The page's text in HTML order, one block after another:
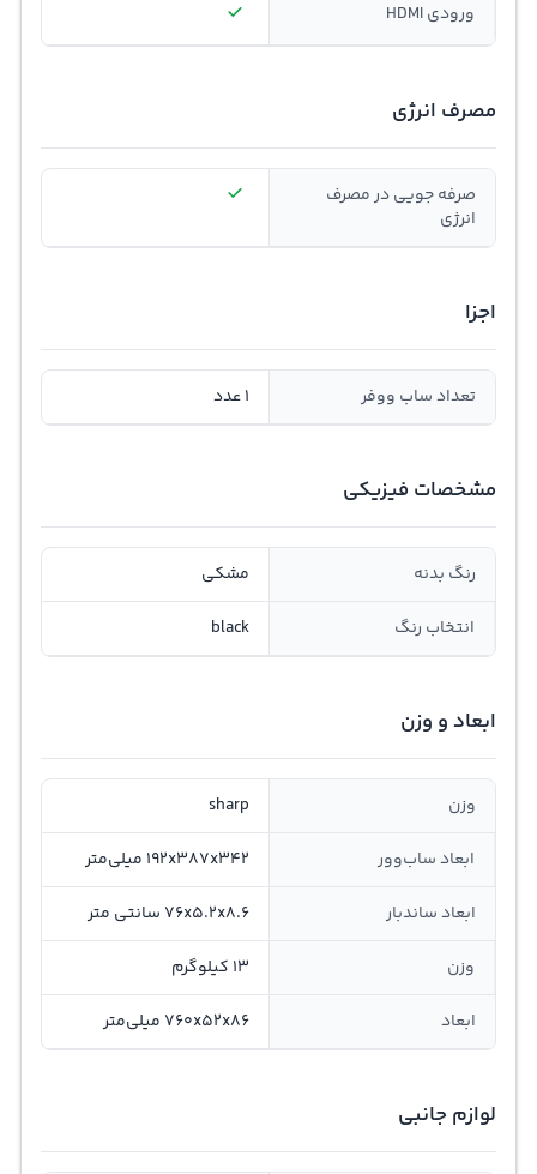
ورودی HDMI
مصرف انرژی
صرفه جویی در مصرف
انرژی
اجزا
تعداد ساب ووفر 1 عدد
مشخصات فیزیکی
رنگ بدنه مشکی
انتخاب رنگ black
ابعاد و وزن
وزن sharp
ابعاد ساب‌وور 192x387x342 میلی‌متر
ابعاد ساندبار 76x5.2x8.6 سانتی متر
وزن 13 کیلوگرم
ابعاد 760x52x86 میلی‌متر
لوازم جانبی